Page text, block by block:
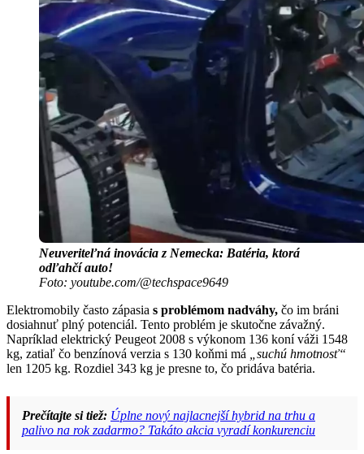
Neuveriteľná inovácia z Nemecka: Batéria, ktorá
odľahčí auto!
Foto: youtube.com/@techspace9649
Elektromobily často zápasia s problémom nadváhy, čo im bráni
dosiahnuť plný potenciál. Tento problém je skutočne závažný.
Napríklad elektrický Peugeot 2008 s výkonom 136 koní váži 1548
kg, zatiaľ čo benzínová verzia s 130 koňmi má
„suchú hmotnosť“
len 1205 kg. Rozdiel 343 kg je presne to, čo pridáva batéria.
Prečítajte si tiež: Úplne nový najlacnejší hybrid na trhu a
palivo na rok zadarmo? Takáto akcia vyradí konkurenciu